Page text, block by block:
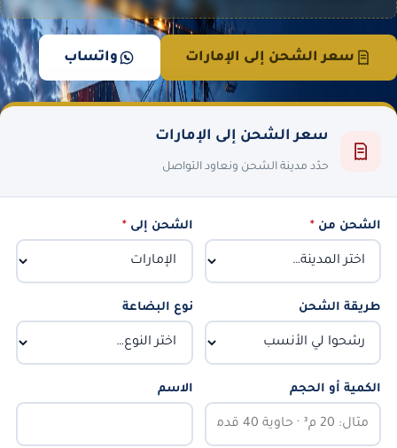
سعر الشحن إلى الإمارات واتساب
سعر الشحن إلى الإمارات
حدّد مدينة الشحن ونعاود التواصل
الشحن من * الشحن إلى*
طريقة الشحن نوع البضاعة
الكمية أو الحجم الاسم